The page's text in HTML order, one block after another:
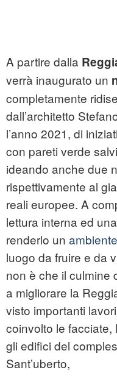
A partire dalla
verrà inaugurato un
completamente
dall’architetto
l’anno 2021, di
con pareti verde
ideando anche due
rispettivamente al
reali europee. A
lettura interna ed
renderlo un ambiente
luogo da fruire e da
non è che il culmine
a migliorare la
visto importanti
coinvolto le facciate,
gli edifici del
Sant’uberto,